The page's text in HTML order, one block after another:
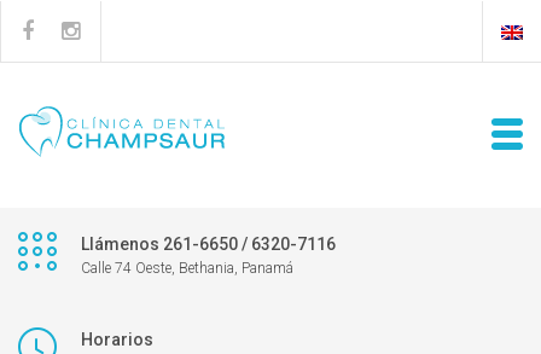
Llámenos 261-6650 / 6320-7116
Calle 74 Oeste, Bethania, Panamá
Horarios